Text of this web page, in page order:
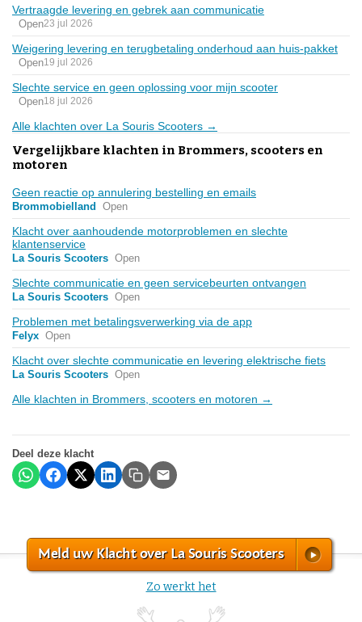
Vertraagde levering en gebrek aan communicatie
Open23 jul 2026
Weigering levering en terugbetaling onderhoud aan huis-pakket
Open19 jul 2026
Slechte service en geen oplossing voor mijn scooter
Open18 jul 2026
Alle klachten over La Souris Scooters →
Vergelijkbare klachten in Brommers, scooters en
motoren
Geen reactie op annulering bestelling en emails
Brommobielland Open
Klacht over aanhoudende motorproblemen en slechte
klantenservice
La Souris Scooters Open
Slechte communicatie en geen servicebeurten ontvangen
La Souris Scooters Open
Problemen met betalingsverwerking via de app
Felyx Open
Klacht over slechte communicatie en levering elektrische fiets
La Souris Scooters Open
Alle klachten in Brommers, scooters en motoren →
Deel deze klacht
Meld uw Klacht over La Souris Scooters
Zo werkt het